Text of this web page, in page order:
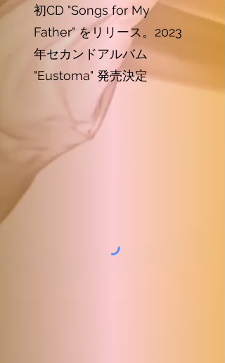
初CD "Songs for My
Father" をリリース。2023
年セカンドアルバム
"Eustoma" 発売決定